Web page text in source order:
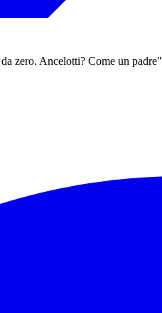
zero. Ancelotti? Come un padre"